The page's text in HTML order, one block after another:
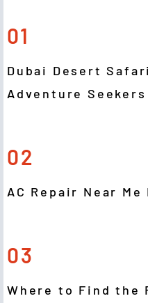
01
Dubai Desert
Adventure Seekers
02
AC Repair Near Me
03
Where to Find the